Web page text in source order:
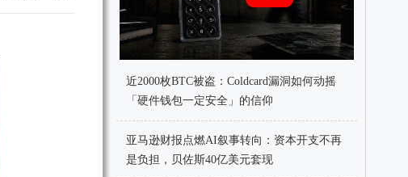
近2000枚BTC被盗：Coldcard漏洞如何动摇
「硬件钱包一定安全」的信仰
亚马逊财报点燃AI叙事转向：资本开支不再
是负担，贝佐斯40亿美元套现